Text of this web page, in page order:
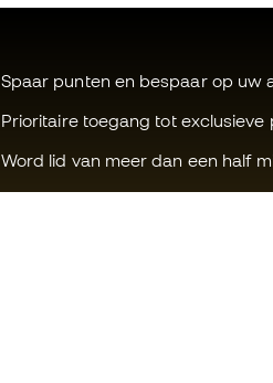
Spaar punten en bespaar op uw
Prioritaire toegang tot exclusieve
Word lid van meer dan een half